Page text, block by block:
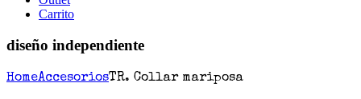
Carrito
diseño independiente
HomeAccesoriosTR. Collar mariposa